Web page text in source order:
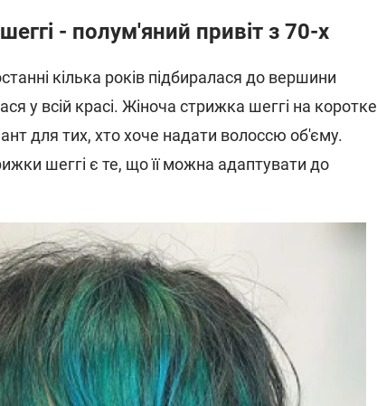
- полум'яний привіт з 70-х
кілька років підбиралася до вершини
у всій красі. Жіноча стрижка шеггі на коротке
для тих, хто хоче надати волоссю об'єму.
шеггі є те, що її можна адаптувати до